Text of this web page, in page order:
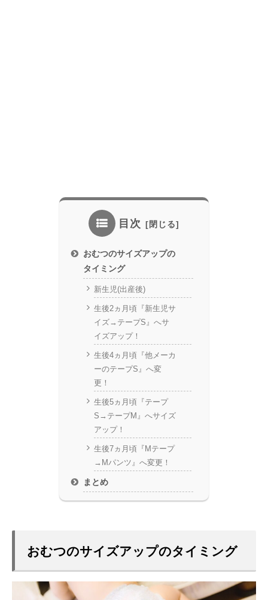
目次
おむつのサイズアップの
タイミング
新生児(出産後)
生後2ヵ月頃『新生児サ
イズ→テープS』へサ
イズアップ！
生後4ヵ月頃『他メーカ
ーのテープS』へ変
更！
生後5ヵ月頃『テープ
S→テープM』へサイズ
アップ！
生後7ヵ月頃『Mテープ
→Mパンツ』へ変更！
まとめ
おむつのサイズアップのタイミング